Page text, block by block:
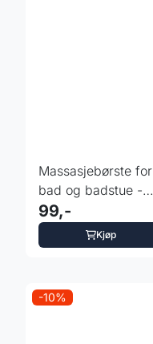
Massasjebørste for
bad og badstue -
inSPORTline Jirsam
99,-
Kjøp
-10%